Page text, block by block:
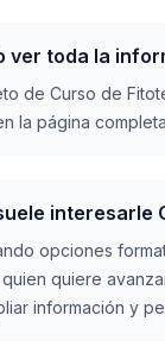
ver toda la
de Curso de
la página
interesarle
opciones
quiere
información y